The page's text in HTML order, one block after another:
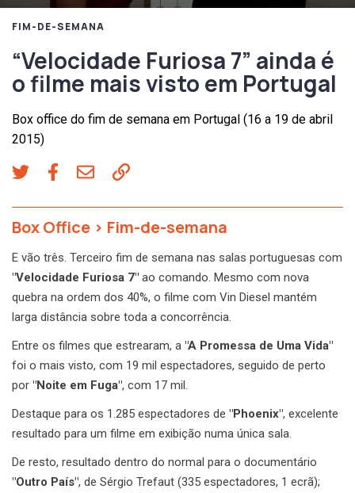
FIM-DE-SEMANA
“Velocidade Furiosa 7” ainda é
o filme mais visto em Portugal
Box office do fim de semana em Portugal (16 a 19 de abril
2015)
Box Office > Fim-de-semana
E vão três. Terceiro fim de semana nas salas portuguesas com
"Velocidade Furiosa 7" ao comando. Mesmo com nova
quebra na ordem dos 40%, o filme com Vin Diesel mantém
larga distância sobre toda a concorrência.
Entre os filmes que estrearam, a "A Promessa de Uma Vida"
foi o mais visto, com 19 mil espectadores, seguido de perto
por "Noite em Fuga", com 17 mil.
Destaque para os 1.285 espectadores de "Phoenix", excelente
resultado para um filme em exibição numa única sala.
De resto, resultado dentro do normal para o documentário
"Outro País", de Sérgio Trefaut (335 espectadores, 1 ecrã);